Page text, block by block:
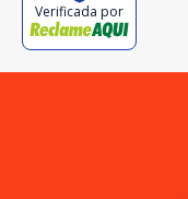
Verificada por